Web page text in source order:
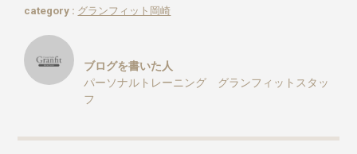
category : グランフィット岡崎
ブログを書いた人
パーソナルトレーニング グランフィットスタッ
フ